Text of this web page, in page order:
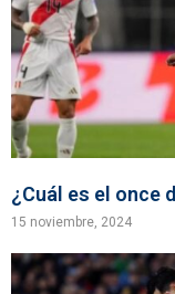
¿Cuál es el once
15 noviembre, 2024